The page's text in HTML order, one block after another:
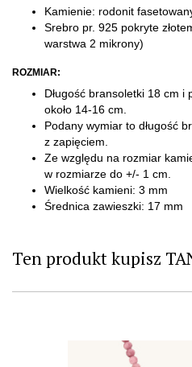
Kamienie: rodonit
Srebro pr. 925 pokryte
warstwa 2 mikrony)
ROZMIAR:
Długość bransoletki 18 cm
około 14-16 cm.
Podany wymiar to długość
z zapięciem.
Ze względu na rozmiar
w rozmiarze do +/- 1 cm.
Wielkość kamieni: 3 mm
Średnica zawieszki: 17 mm
Ten produkt kupisz